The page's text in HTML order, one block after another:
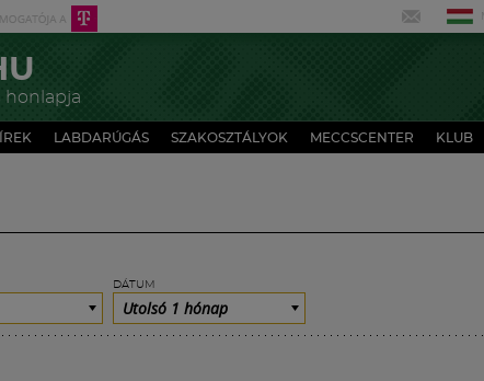
honlapja
LABDARÚGÁS SZAKOSZTÁLYOK MECCSCENTER KLUB
DÁTUM
Utolsó 1 hónap